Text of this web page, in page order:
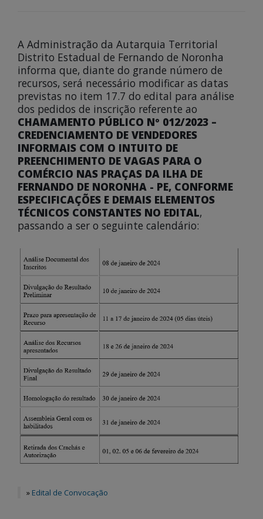
A Administração da Autarquia Territorial
Distrito Estadual de Fernando de Noronha
informa que, diante do grande número de
recursos, será necessário modificar as datas
previstas no item 17.7 do edital para análise
dos pedidos de inscrição referente ao
CHAMAMENTO PÚBLICO Nº 012/2023 –
CREDENCIAMENTO DE VENDEDORES
INFORMAIS COM O INTUITO DE
PREENCHIMENTO DE VAGAS PARA O
COMÉRCIO NAS PRAÇAS DA ILHA DE
FERNANDO DE NORONHA - PE, CONFORME
ESPECIFICAÇÕES E DEMAIS ELEMENTOS
TÉCNICOS CONSTANTES NO EDITAL,
passando a ser o seguinte calendário:
» Edital de Convocação